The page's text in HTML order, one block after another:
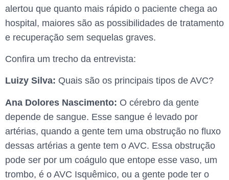
alertou que quanto mais rápido o paciente chega ao
hospital, maiores são as possibilidades de tratamento
e recuperação sem sequelas graves.
Confira um trecho da entrevista:
Luizy Silva: Quais são os principais tipos de AVC?
Ana Dolores Nascimento: O cérebro da gente
depende de sangue. Esse sangue é levado por
artérias, quando a gente tem uma obstrução no fluxo
dessas artérias a gente tem o AVC. Essa obstrução
pode ser por um coágulo que entope esse vaso, um
trombo, é o AVC Isquêmico, ou a gente pode ter o